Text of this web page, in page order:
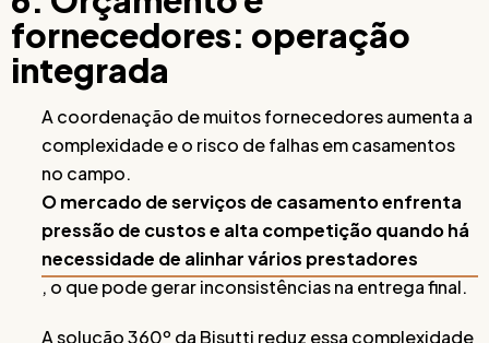
fornecedores: operação
integrada
A coordenação de muitos fornecedores aumenta a
complexidade e o risco de falhas em casamentos
no campo.
O mercado de serviços de casamento enfrenta
pressão de custos e alta competição quando há
necessidade de alinhar vários prestadores
, o que pode gerar inconsistências na entrega final.
A solução 360º da Bisutti reduz essa complexidade